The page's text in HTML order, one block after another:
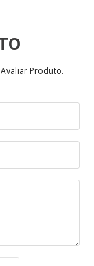
Produto.